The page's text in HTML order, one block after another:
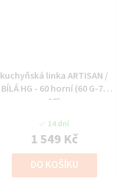
kuchyňská linka ARTISAN /
BÍLÁ HG - 60 horní (60 G-72
1F)
14 dní
1 549 Kč
DO KOŠÍKU